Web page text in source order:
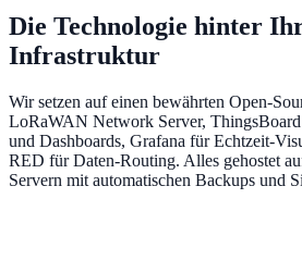
Die Technologie hinter
Infrastruktur
Wir setzen auf einen bewährten Open-
LoRaWAN Network Server, ThingsBoard
und Dashboards, Grafana für Echtzeit-
RED für Daten-Routing. Alles gehostet
Servern mit automatischen Backups und